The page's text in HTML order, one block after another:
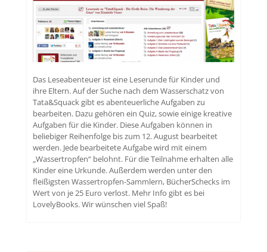
Das Leseabenteuer ist eine Leserunde für Kinder und
ihre Eltern. Auf der Suche nach dem Wasserschatz von
Tata&Squack gibt es abenteuerliche Aufgaben zu
bearbeiten. Dazu gehören ein Quiz, sowie einige kreative
Aufgaben für die Kinder. Diese Aufgaben können in
beliebiger Reihenfolge bis zum 12. August bearbeitet
werden. Jede bearbeitete Aufgabe wird mit einem
„Wassertropfen“ belohnt. Für die Teilnahme erhalten alle
Kinder eine Urkunde. Außerdem werden unter den
fleißigsten Wassertropfen-Sammlern, BücherSchecks im
Wert von je 25 Euro verlost. Mehr Info gibt es bei
LovelyBooks. Wir wünschen viel Spaß!